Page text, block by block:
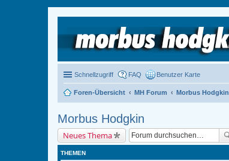
Schnellzugriff FAQ Benutzer Karte
Foren-Übersicht MH Forum Morbus Hodgkin
Morbus Hodgkin
Neues Thema
THEMEN